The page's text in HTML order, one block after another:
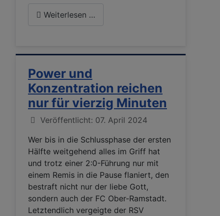
Weiterlesen …
Power und
Konzentration reichen
nur für vierzig Minuten
Details
Veröffentlicht: 07. April 2024
Wer bis in die Schlussphase der ersten
Hälfte weitgehend alles im Griff hat
und trotz einer 2:0-Führung nur mit
einem Remis in die Pause flaniert, den
bestraft nicht nur der liebe Gott,
sondern auch der FC Ober-Ramstadt.
Letztendlich vergeigte der RSV